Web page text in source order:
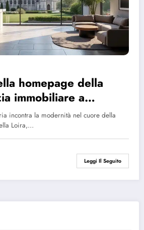
homepage della
immobiliare a
incontra la modernità nel cuore della
Loira,…
Leggi Il Seguito